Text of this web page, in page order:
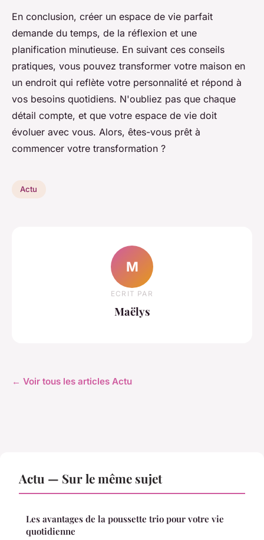
En conclusion, créer un espace de vie parfait
demande du temps, de la réflexion et une
planification minutieuse. En suivant ces conseils
pratiques, vous pouvez transformer votre maison en
un endroit qui reflète votre personnalité et répond à
vos besoins quotidiens. N'oubliez pas que chaque
détail compte, et que votre espace de vie doit
évoluer avec vous. Alors, êtes-vous prêt à
commencer votre transformation ?
Actu
M
ECRIT PAR
Maëlys
← Voir tous les articles Actu
Actu — Sur le même sujet
Les avantages de la poussette trio pour votre vie
quotidienne